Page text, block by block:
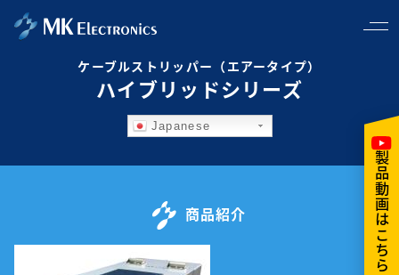
製品動画はこちら
ケーブルストリッパー（エアータイプ）
ハイブリッドシリーズ
Japanese
商品紹介